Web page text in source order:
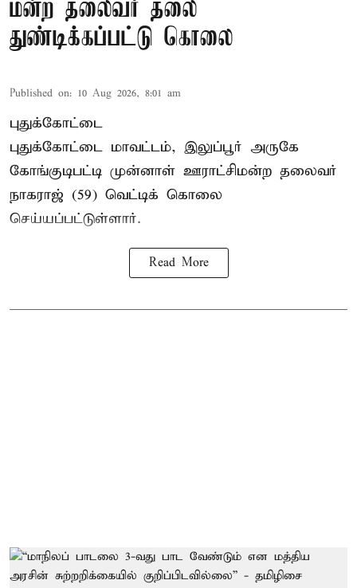
மன்ற தலைவர் தலை
துண்டிக்கப்பட்டு கொலை
Published on: 10 Aug 2026, 8:01 am
புதுக்கோட்டை
புதுக்கோட்டை மாவட்டம், இலுப்பூர் அருகே
கோங்குடிபட்டி முன்னாள் ஊராட்சிமன்ற தலைவர்
நாகராஜ் (59) வெட்டிக் கொலை
செய்யப்பட்டுள்ளார்.
Read More